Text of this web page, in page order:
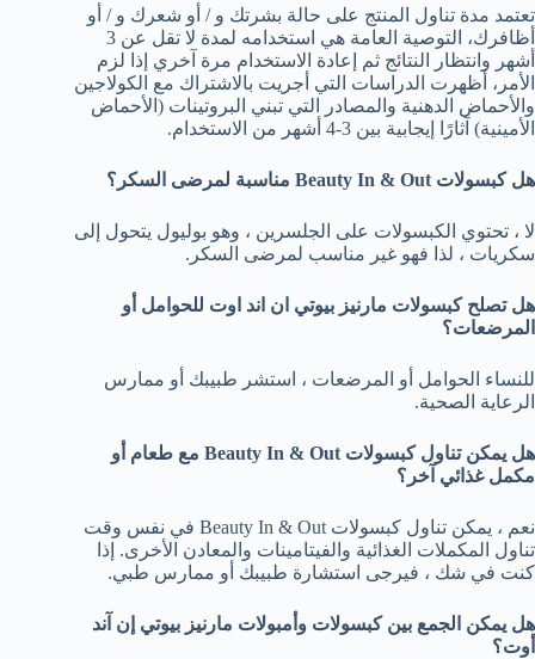
تعتمد مدة تناول المنتج على حالة بشرتك و / أو شعرك و / أو
أظافرك، التوصية العامة هي استخدامه لمدة لا تقل عن 3
أشهر وانتظار النتائج ثم إعادة الاستخدام مرة آخري إذا لزم
الأمر، أظهرت الدراسات التي أجريت بالاشتراك مع الكولاجين
والأحماض الدهنية والمصادر التي تبني البروتينات (الأحماض
الأمينية) آثارًا إيجابية بين 3-4 أشهر من الاستخدام.
هل كبسولات Beauty In & Out مناسبة لمرضى السكر؟
لا ، تحتوي الكبسولات على الجلسرين ، وهو بوليول يتحول إلى
سكريات ، لذا فهو غير مناسب لمرضى السكر.
هل تصلح كبسولات مارنيز بيوتي ان اند اوت للحوامل أو
المرضعات؟
للنساء الحوامل أو المرضعات ، استشر طبيبك أو ممارس
الرعاية الصحية.
هل يمكن تناول كبسولات Beauty In & Out مع طعام أو
مكمل غذائي آخر؟
نعم ، يمكن تناول كبسولات Beauty In & Out في نفس وقت
تناول المكملات الغذائية والفيتامينات والمعادن الأخرى. إذا
كنت في شك ، فيرجى استشارة طبيبك أو ممارس طبي.
هل يمكن الجمع بين كبسولات وأمبولات مارنيز بيوتي إن آند
أوت؟